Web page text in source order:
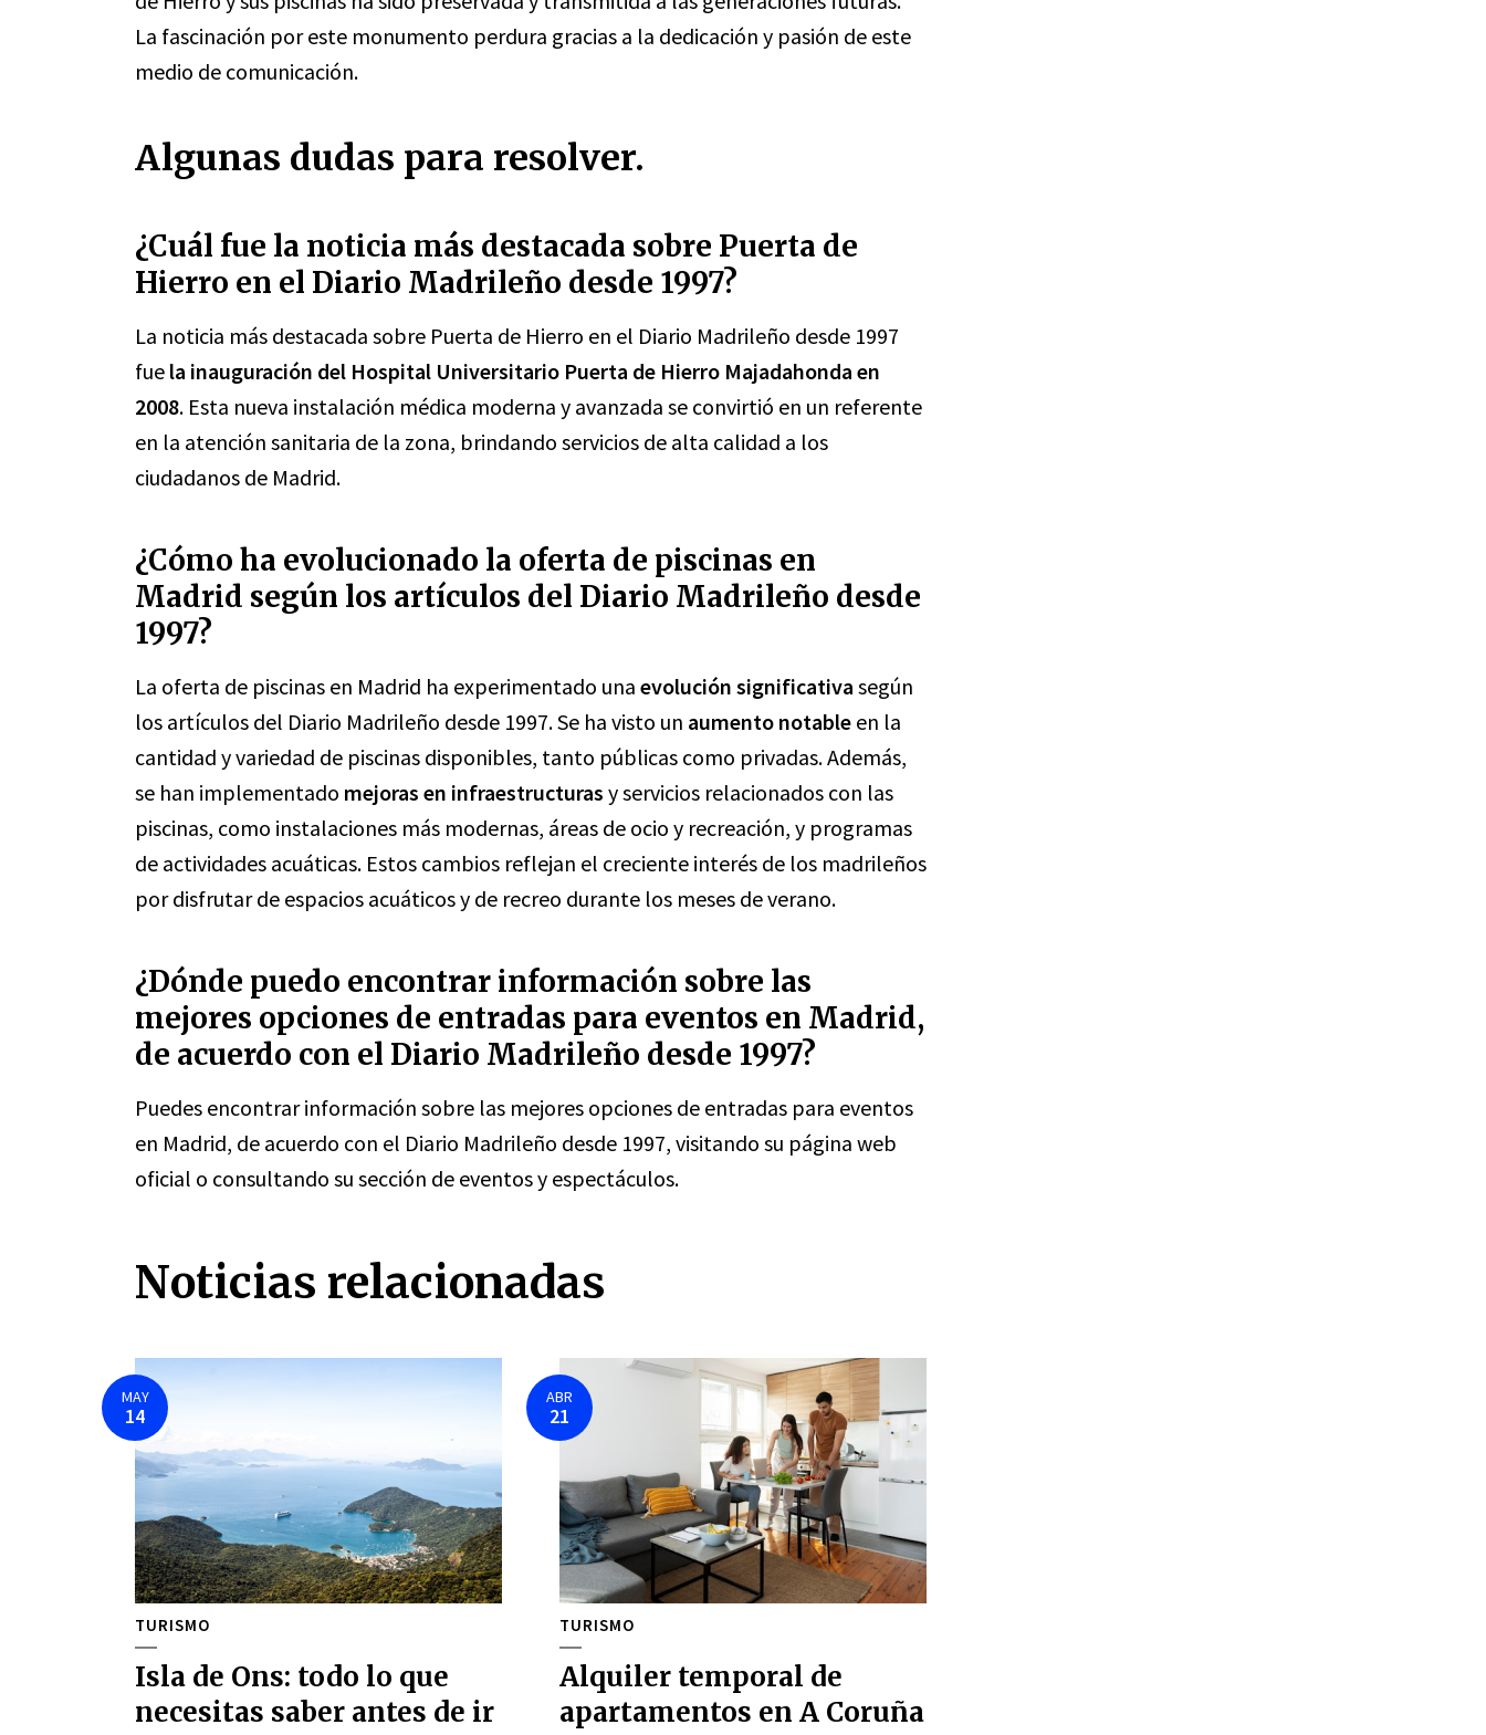
La fascinación por este monumento perdura gracias a la dedicación y pasión de este
medio de comunicación.
Algunas dudas para resolver.
¿Cuál fue la noticia más destacada sobre Puerta de
Hierro en el Diario Madrileño desde 1997?
La noticia más destacada sobre Puerta de Hierro en el Diario Madrileño desde 1997
fue la inauguración del Hospital Universitario Puerta de Hierro Majadahonda en
2008. Esta nueva instalación médica moderna y avanzada se convirtió en un referente
en la atención sanitaria de la zona, brindando servicios de alta calidad a los
ciudadanos de Madrid.
¿Cómo ha evolucionado la oferta de piscinas en
Madrid según los artículos del Diario Madrileño desde
1997?
La oferta de piscinas en Madrid ha experimentado una evolución significativa según
los artículos del Diario Madrileño desde 1997. Se ha visto un aumento notable en la
cantidad y variedad de piscinas disponibles, tanto públicas como privadas. Además,
se han implementado mejoras en infraestructuras y servicios relacionados con las
piscinas, como instalaciones más modernas, áreas de ocio y recreación, y programas
de actividades acuáticas. Estos cambios reflejan el creciente interés de los madrileños
por disfrutar de espacios acuáticos y de recreo durante los meses de verano.
¿Dónde puedo encontrar información sobre las
mejores opciones de entradas para eventos en Madrid,
de acuerdo con el Diario Madrileño desde 1997?
Puedes encontrar información sobre las mejores opciones de entradas para eventos
en Madrid, de acuerdo con el Diario Madrileño desde 1997, visitando su página web
oficial o consultando su sección de eventos y espectáculos.
Noticias relacionadas
MAY
14
TURISMO
Isla de Ons: todo lo que
necesitas saber antes de ir
ABR
21
TURISMO
Alquiler temporal de
apartamentos en A Coruña